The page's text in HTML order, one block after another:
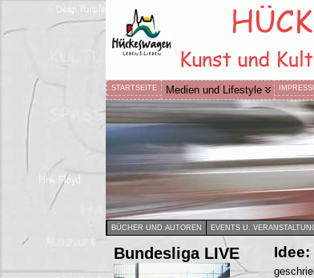
STARTSEITE Medien und Lifestyle
BÜCHER UND AUTOREN EVENTS U.
Bundesliga LIVE